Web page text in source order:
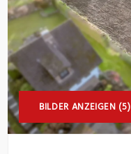
BILDER ANZEIGEN (5)